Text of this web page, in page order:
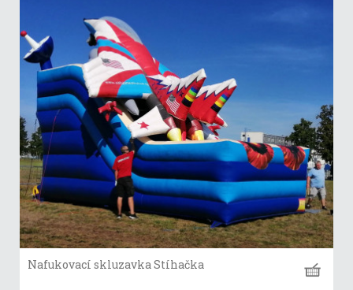
Nafukovací skluzavka Stíhačka